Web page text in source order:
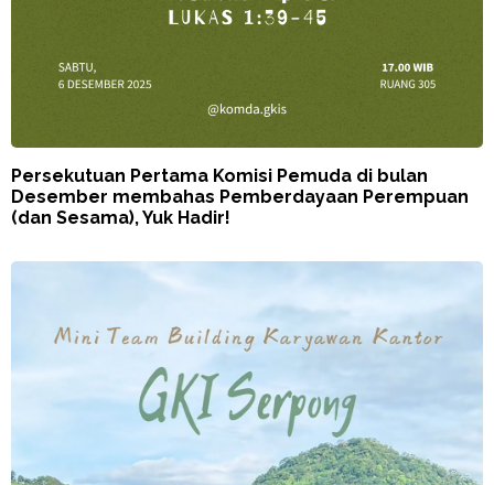
Persekutuan Pertama Komisi Pemuda di bulan
Desember membahas Pemberdayaan Perempuan
(dan Sesama), Yuk Hadir!